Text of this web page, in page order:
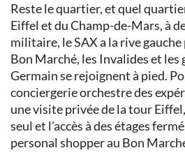
Reste le quartier, et quel
Eiffel et du Champ-de-Mars, à
militaire, le SAX a la rive
Bon Marché, les Invalides et les
Germain se rejoignent à pied.
conciergerie orchestre des
une visite privée de la tour
seul et l’accès à des étages
personal shopper au Bon